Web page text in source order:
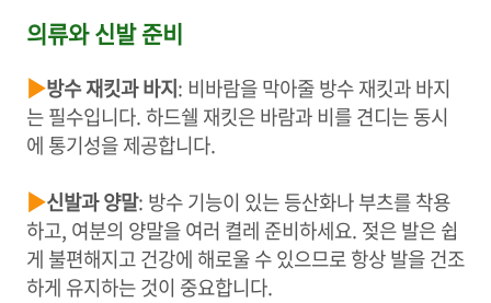
의류와 신발 준비
▶방수 재킷과 바지: 비바람을 막아줄 방수 재킷과 바지
는 필수입니다. 하드쉘 재킷은 바람과 비를 견디는 동시
에 통기성을 제공합니다.
▶신발과 양말: 방수 기능이 있는 등산화나 부츠를 착용
하고, 여분의 양말을 여러 켤레 준비하세요. 젖은 발은 쉽
게 불편해지고 건강에 해로울 수 있으므로 항상 발을 건조
하게 유지하는 것이 중요합니다.